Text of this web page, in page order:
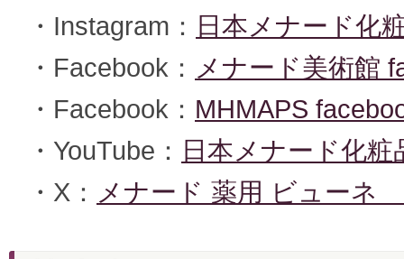
・Instagram： 日本メナード化
・Facebook： メナード美術館
・Facebook： MHMAPS
・YouTube： 日本メナード化粧
・X： メナード 薬用 ビューネ